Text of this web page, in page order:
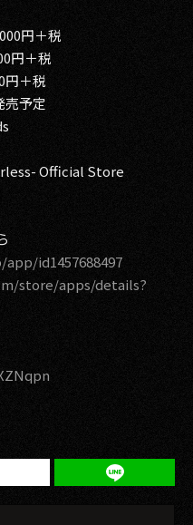
円＋税
＋税
＋税
売予定
Official Store
id1457688497
store/apps/details?